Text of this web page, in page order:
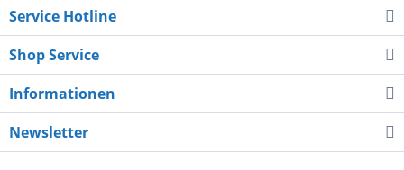
Service Hotline
Shop Service
Informationen
Newsletter